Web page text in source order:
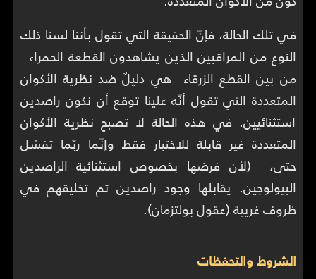
في تلك الحالة، فإنّ الحقيقة التي تقول بأننا لسنا ذلك
النوع من المراقبين الذين يشاهدون القطعة الحمراء -
من بين القطع الزرقاء –هي دليلٌ ضد نظرية الأكوان
المتعددة التي تقول أنّه علينا توقع أن نكون راصدين
استثنائيين. في هذه الحالة لا تصبح نظرية الأكوان
المتعددة غير قابلة للاختبار فقط وإنّما ربّما تفشل
حتى، (لأن فرضها بخصوص استثنائية الراصدين
البيولوجين. يقابلها وجود راصدين تم تخليقهم في
ظروف غريية (عقول بولتزمان).
الشروط والتحفظات